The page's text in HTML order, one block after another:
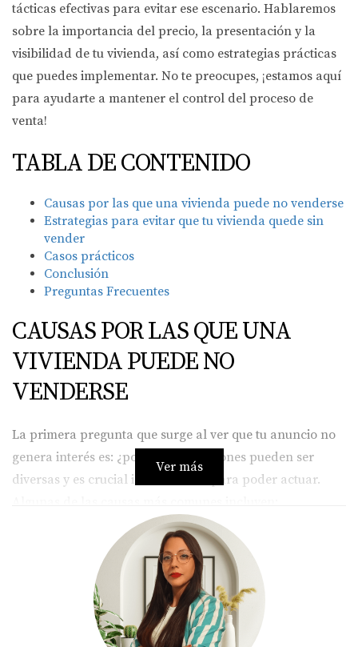
tácticas efectivas para evitar ese escenario. Hablaremos
sobre la importancia del precio, la presentación y la
visibilidad de tu vivienda, así como estrategias prácticas
que puedes implementar. No te preocupes, ¡estamos aquí
para ayudarte a mantener el control del proceso de
venta!
TABLA DE CONTENIDO
Causas por las que una vivienda puede no venderse
Estrategias para evitar que tu vivienda quede sin
vender
Casos prácticos
Conclusión
Preguntas Frecuentes
CAUSAS POR LAS QUE UNA
VIVIENDA PUEDE NO
VENDERSE
La primera pregunta que surge al ver que tu anuncio no
genera interés es: ¿por qué? Las razones pueden ser
diversas y es crucial identificarlas para poder actuar.
Precio inadecuado
Uno de los factores más determinantes en la venta de
una vivienda es el precio. Si tu propiedad está
sobrevalorada, es probable que los compradores
potenciales la ignoren. Es fundamental realizar un
Ver más